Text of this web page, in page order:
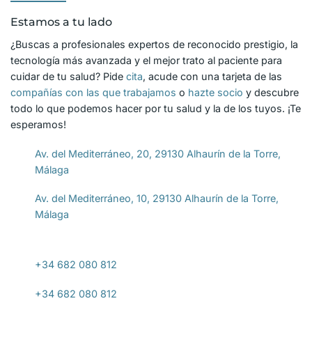
Estamos a tu lado
¿Buscas a profesionales expertos de reconocido prestigio, la
tecnología más avanzada y el mejor trato al paciente para
cuidar de tu salud? Pide cita, acude con una tarjeta de las
compañías con las que trabajamos o hazte socio y descubre
todo lo que podemos hacer por tu salud y la de los tuyos. ¡Te
esperamos!
Av. del Mediterráneo, 20, 29130 Alhaurín de la Torre,
Málaga
Av. del Mediterráneo, 10, 29130 Alhaurín de la Torre,
Málaga
+34 682 080 812
+34 682 080 812